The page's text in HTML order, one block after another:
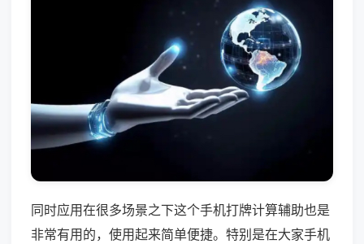
同时应用在很多场景之下这个手机打牌计算辅助也是
非常有用的，使用起来简单便捷。特别是在大家手机